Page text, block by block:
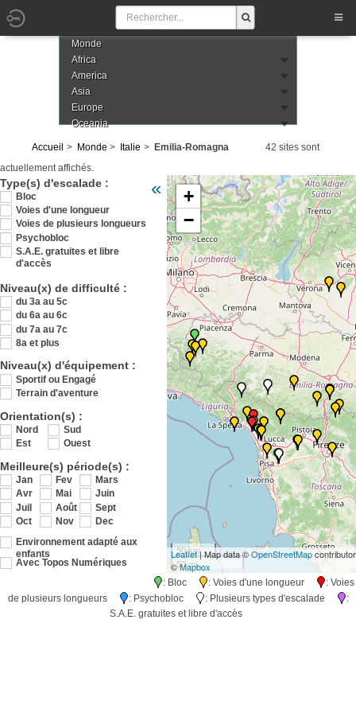
Monde
Africa
America
Asia
Europe
Oceania
Accueil Monde Italie Emilia-Romagna
42 sites sont
actuellement affichés.
Type(s) d'escalade :
Bloc
Voies d'une longueur
Voies de plusieurs longueurs
Psychobloc
S.A.E. gratuites et libre
d'accès
Niveau(x) de difficulté :
du 3a au 5c
du 6a au 6c
du 7a au 7c
8a et plus
Niveau(x) d'équipement :
Sportif ou Engagé
Terrain d'aventure
Orientation(s) :
Nord
Sud
Est
Ouest
Meilleure(s) période(s) :
Jan Fev
Mars
Avr
Mai
Juin
Juil
Août
Sept
Oct
Nov
Dec
Environnement adapté aux
enfants
Avec Topos Numériques
« Veuillez patienter pendant le chargement
+
−
50 km
50 mi
Leaflet| Map data ©OpenStreetMap
©Mapbox
: Bloc : Voies d'une longueur
: Voies
de plusieurs longueurs
: Psychobloc : Plusieurs types d'escalade
:
S.A.E. gratuites et libre d'accès